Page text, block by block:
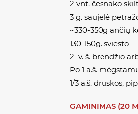
2 vnt. česnako
3 g. saujelė
~330-350g ančių
130-150g. sviesto
2 v. š. brendžio
Po 1 a.š.
1/3 a.š. druskos,
GAMINIMAS (20